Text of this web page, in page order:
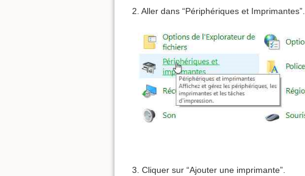
2. Aller dans “Périphériques et Imprimantes”.
3. Cliquer sur “Ajouter une imprimante”.